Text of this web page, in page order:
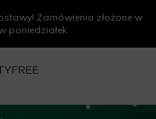
Zamówienia złożone w
poniedziałek